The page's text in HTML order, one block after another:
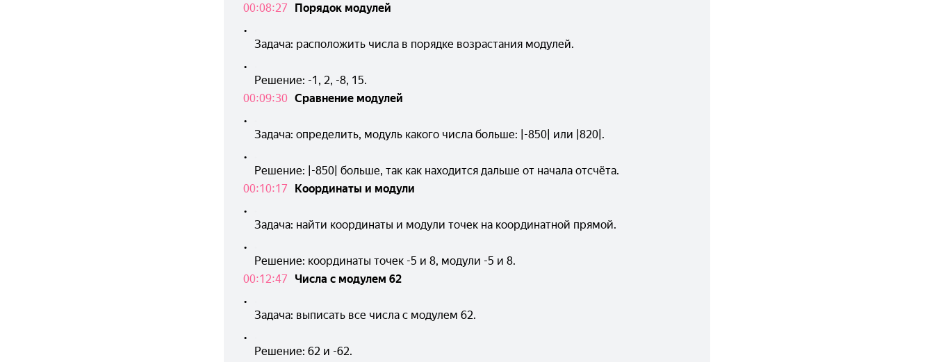
00:08:27
Порядок модулей
Задача: расположить числа в порядке возрастания модулей.
Решение: -1, 2, -8, 15.
00:09:30 Сравнение модулей
Задача: определить, модуль какого числа больше: |-850| или |820|.
Решение: |-850| больше, так как находится дальше от начала отсчёта.
00:10:17
Координаты и модули
Задача: найти координаты и модули точек на координатной прямой.
Решение: координаты точек -5 и 8, модули -5 и 8.
00:12:47
Числа с модулем 62
Задача: выписать все числа с модулем 62.
Решение: 62 и -62.